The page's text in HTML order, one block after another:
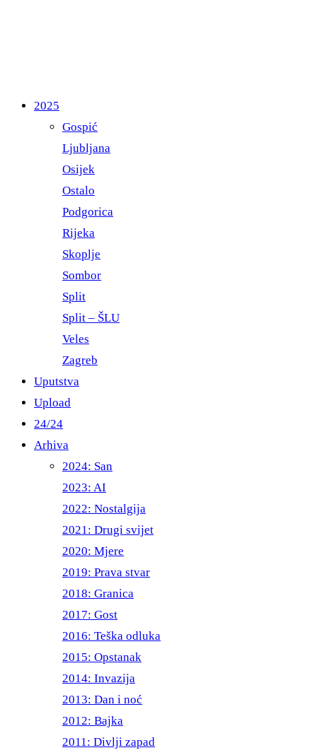
2025
Gospić
Ljubljana
Osijek
Ostalo
Podgorica
Rijeka
Skoplje
Sombor
Split
Split – ŠLU
Veles
Zagreb
Uputstva
Upload
24/24
Arhiva
2024: San
2023: AI
2022: Nostalgija
2021: Drugi svijet
2020: Mjere
2019: Prava stvar
2018: Granica
2017: Gost
2016: Teška odluka
2015: Opstanak
2014: Invazija
2013: Dan i noć
2012: Bajka
2011: Divlji zapad